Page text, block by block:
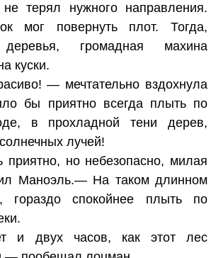
терял нужного направления.
мог повернуть плот. Тогда,
громадная махина
куски.
— мечтательно вздохнула
бы приятно всегда плыть по
в прохладной тени дерев,
лучей!
но небезопасно, милая
Маноэль.— На таком длинном
гораздо спокойнее плыть по
и двух часов, как этот лес